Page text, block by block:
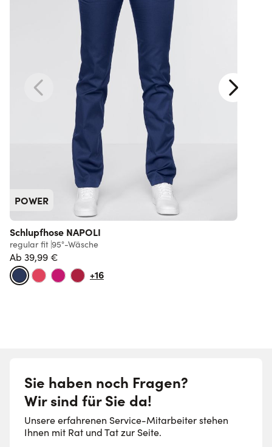
POWER
Schlupfhose NAPOLI
regular fit 95°-Wäsche
Ab 39,99 €
+16
Sie haben noch Fragen?
Wir sind für Sie da!
Unsere erfahrenen Service-Mitarbeiter stehen
Ihnen mit Rat und Tat zur Seite.